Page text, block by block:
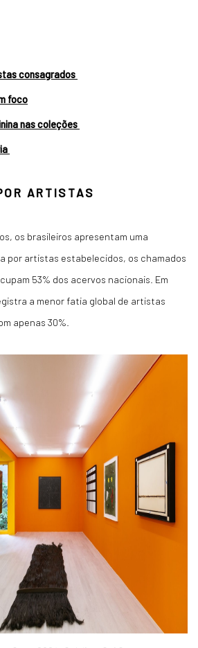
consagrados
foco
nas coleções
ARTISTAS
os brasileiros apresentam uma
por artistas estabelecidos, os chamados
53% dos acervos nacionais . Em
a menor fatia global de artistas
apenas 30%